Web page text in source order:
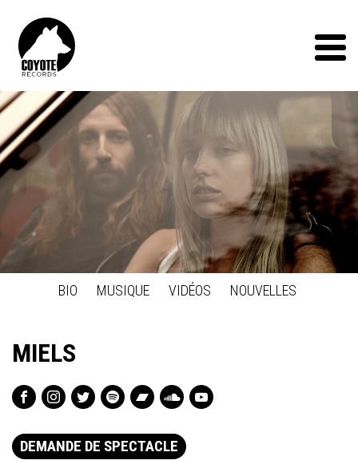
Records
Menu
Précédent
BIO MUSIQUE VIDÉOS NOUVELLES
MIELS
DEMANDE DE SPECTACLE